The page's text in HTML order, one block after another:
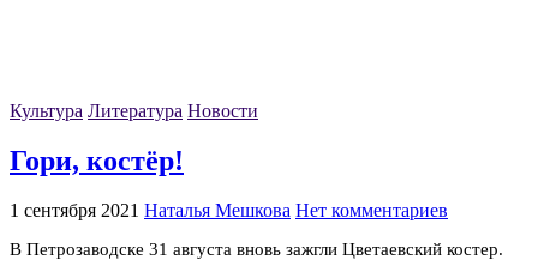
Культура Литература Новости
Гори, костёр!
1 сентября 2021 Наталья Мешкова Нет комментариев
В Петрозаводске 31 августа вновь зажгли Цветаевский костер.